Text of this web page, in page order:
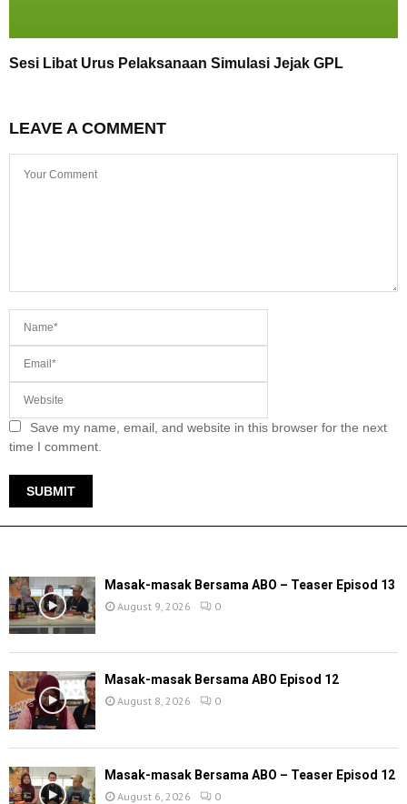
Sesi Libat Urus Pelaksanaan Simulasi Jejak GPL
LEAVE A COMMENT
Save my name, email, and website in this browser for the next
time I comment.
Masak-masak Bersama ABO – Teaser Episod 13
August 9, 2026 0
Masak-masak Bersama ABO Episod 12
August 8, 2026 0
Masak-masak Bersama ABO – Teaser Episod 12
August 6, 2026 0